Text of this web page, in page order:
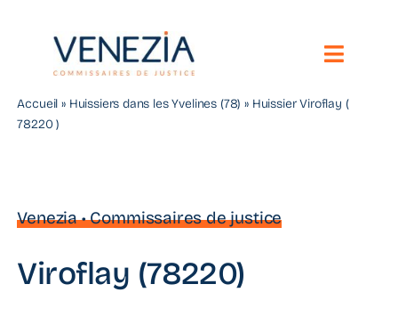
Toggle
Accueil » Huissiers dans les Yvelines (78) » Huissier Viroflay (
78220 )
Venezia • Commissaires de justice
Viroflay (78220)